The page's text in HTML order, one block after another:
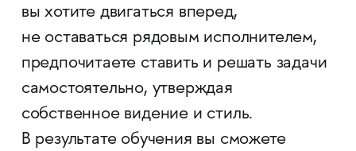
вы хотите двигаться вперед,
не оставаться рядовым исполнителем,
предпочитаете ставить и решать задачи
самостоятельно, утверждая
собственное видение и стиль.
В результате обучения вы сможете